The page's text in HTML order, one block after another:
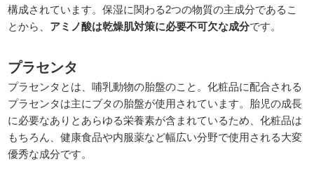
構成されています。保湿に関わる2つの物質の主成分であるこ
とから、 アミノ酸は乾燥肌対策に必要不可欠な成分です。
プラセンタ
プラセンタとは、哺乳動物の胎盤のこと。化粧品に配合される
プラセンタは主にブタの胎盤が使用されています。胎児の成長
に必要なありとあらゆる栄養素が含まれているため、化粧品は
もちろん、健康食品や内服薬など幅広い分野で使用される大変
優秀な成分です。